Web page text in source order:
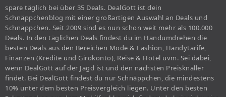
spare täglich bei über 35 Deals. DealGott ist dein
Schnäppchenblog mit einer großartigen Auswahl an Deals und
Schnäppchen. Seit 2009 sind es nun schon weit mehr als 100.000
Deals. In den täglichen Deals findest du im Handumdrehen die
besten Deals aus den Bereichen Mode & Fashion, Handytarife,
Finanzen (Kredite und Girokonto), Reise & Hotel uvm. Sei dabei,
wenn DealGott auf der Jagd ist und den nächsten Preisknaller
findet. Bei DealGott findest du nur Schnäppchen, die mindestens
10% unter dem besten Preisvergleich liegen. Unter den besten